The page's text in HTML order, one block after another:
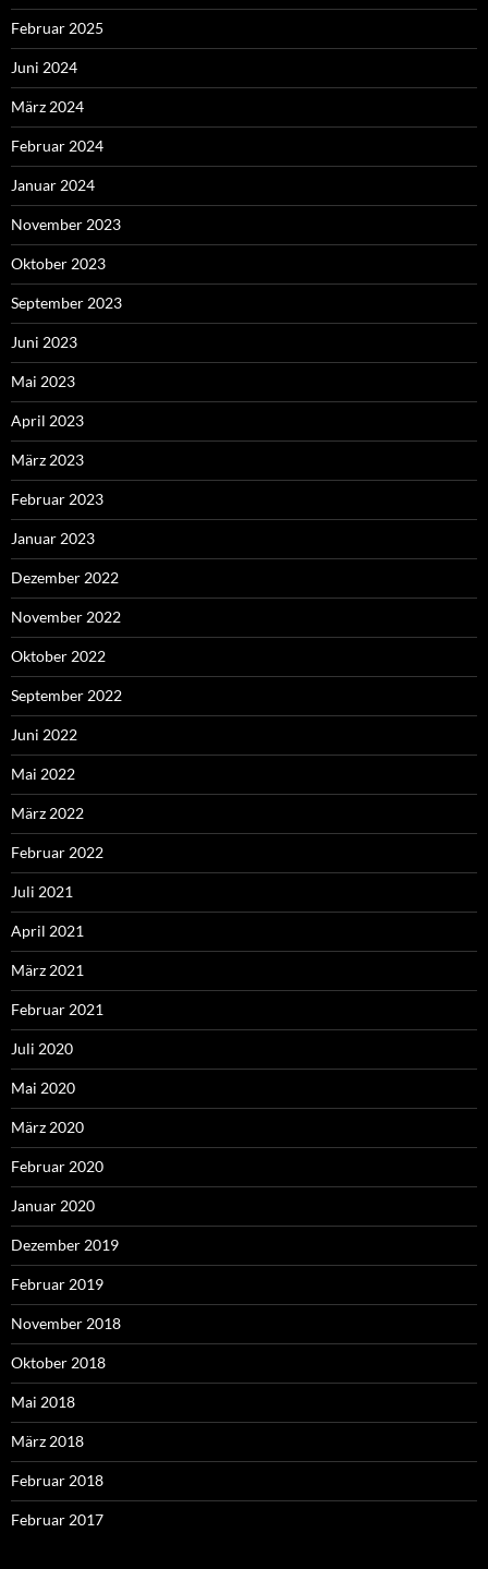
Februar 2025
Juni 2024
März 2024
Februar 2024
Januar 2024
November 2023
Oktober 2023
September 2023
Juni 2023
Mai 2023
April 2023
März 2023
Februar 2023
Januar 2023
Dezember 2022
November 2022
Oktober 2022
September 2022
Juni 2022
Mai 2022
März 2022
Februar 2022
Juli 2021
April 2021
März 2021
Februar 2021
Juli 2020
Mai 2020
März 2020
Februar 2020
Januar 2020
Dezember 2019
Februar 2019
November 2018
Oktober 2018
Mai 2018
März 2018
Februar 2018
Februar 2017